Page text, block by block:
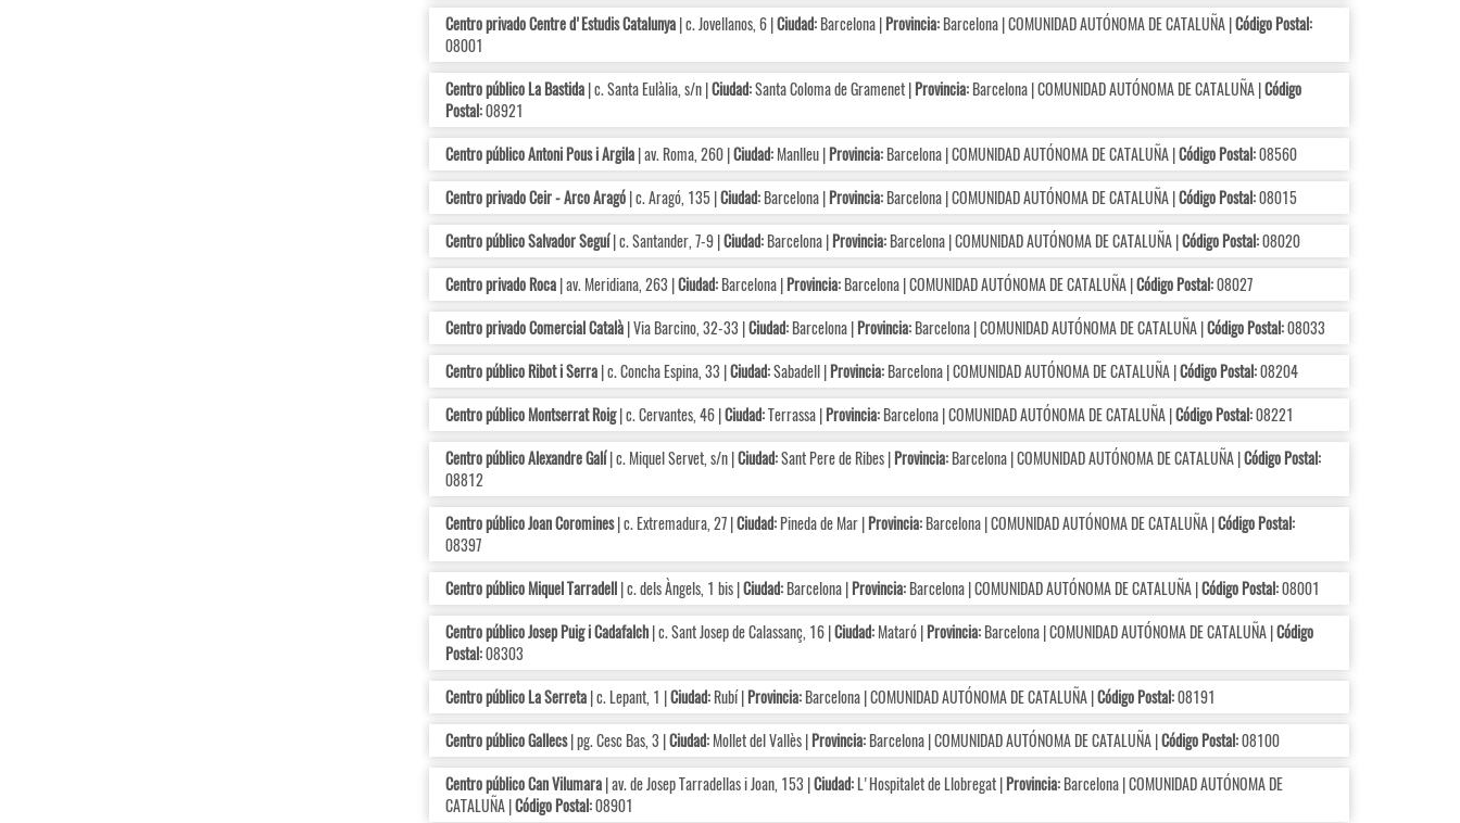
Centro privado Centre d'Estudis Catalunya| c. Jovellanos, 6 |Ciudad:Barcelona |Provincia:Barcelona | COMUNIDAD AUTÓNOMA DE CATALUÑA |Código Postal:
08001
Centro público La Bastida| c. Santa Eulàlia, s/n |Ciudad:Santa Coloma de Gramenet |Provincia:Barcelona | COMUNIDAD AUTÓNOMA DE CATALUÑA |Código
Postal:08921
Centro público Antoni Pous i Argila| av. Roma, 260 |Ciudad:Manlleu |Provincia:Barcelona | COMUNIDAD AUTÓNOMA DE CATALUÑA |Código Postal:08560
Centro privado Ceir - Arco Aragó| c. Aragó, 135 |Ciudad:Barcelona |Provincia:Barcelona | COMUNIDAD AUTÓNOMA DE CATALUÑA |Código Postal:08015
Centro público Salvador Seguí| c. Santander, 7-9 |Ciudad:Barcelona |Provincia:Barcelona | COMUNIDAD AUTÓNOMA DE CATALUÑA |Código Postal:08020
Centro privado Roca| av. Meridiana, 263 |Ciudad:Barcelona |Provincia:Barcelona | COMUNIDAD AUTÓNOMA DE CATALUÑA |Código Postal:08027
Centro privado Comercial Català| Via Barcino, 32-33 |Ciudad:Barcelona |Provincia:Barcelona | COMUNIDAD AUTÓNOMA DE CATALUÑA |Código Postal:08033
Centro público Ribot i Serra| c. Concha Espina, 33 |Ciudad:Sabadell |Provincia:Barcelona | COMUNIDAD AUTÓNOMA DE CATALUÑA |Código Postal:08204
Centro público Montserrat Roig| c. Cervantes, 46 |Ciudad:Terrassa |Provincia:Barcelona | COMUNIDAD AUTÓNOMA DE CATALUÑA |Código Postal:08221
Centro público Alexandre Galí| c. Miquel Servet, s/n |Ciudad:Sant Pere de Ribes |Provincia:Barcelona | COMUNIDAD AUTÓNOMA DE CATALUÑA |Código Postal:
08812
Centro público Joan Coromines| c. Extremadura, 27 |Ciudad:Pineda de Mar |Provincia:Barcelona | COMUNIDAD AUTÓNOMA DE CATALUÑA |Código Postal:
08397
Centro público Miquel Tarradell| c. dels Àngels, 1 bis |Ciudad:Barcelona |Provincia:Barcelona | COMUNIDAD AUTÓNOMA DE CATALUÑA |Código Postal:08001
Centro público Josep Puig i Cadafalch| c. Sant Josep de Calassanç, 16 |Ciudad:Mataró |Provincia:Barcelona | COMUNIDAD AUTÓNOMA DE CATALUÑA |Código
Postal:08303
Centro público La Serreta| c. Lepant, 1 |Ciudad:Rubí |Provincia:Barcelona | COMUNIDAD AUTÓNOMA DE CATALUÑA |Código Postal:08191
Centro público Gallecs| pg. Cesc Bas, 3 |Ciudad:Mollet del Vallès |Provincia:Barcelona | COMUNIDAD AUTÓNOMA DE CATALUÑA |Código Postal:08100
Centro público Can Vilumara| av. de Josep Tarradellas i Joan, 153 |Ciudad:L'Hospitalet de Llobregat |Provincia:Barcelona | COMUNIDAD AUTÓNOMA DE
CATALUÑA |Código Postal:08901